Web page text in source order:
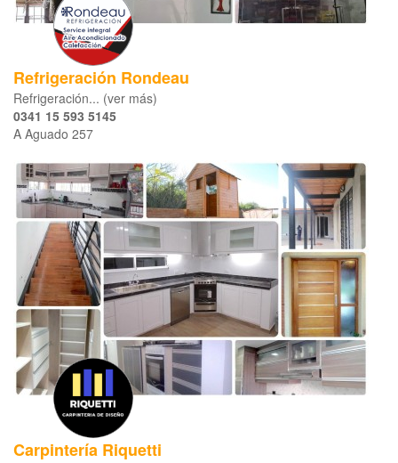
Refrigeración Rondeau
​​Refrigeración... (ver más)
0341 15 593 5145
A Aguado 257
Carpintería Riquetti